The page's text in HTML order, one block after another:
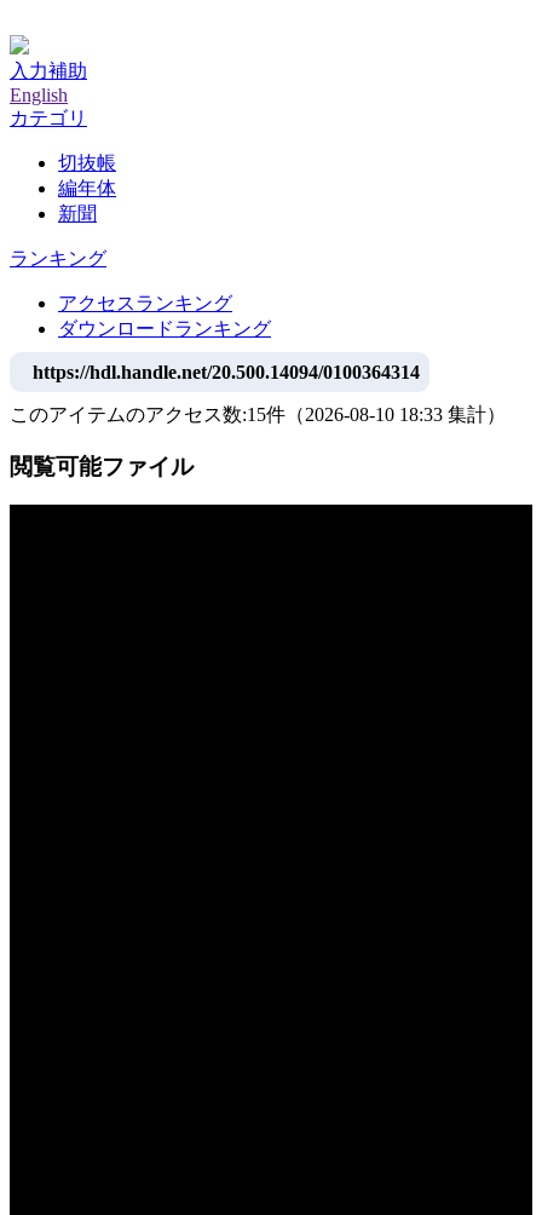
入力補助
English
カテゴリ
切抜帳
編年体
新聞
ランキング
アクセスランキング
ダウンロードランキング
https://hdl.handle.net/20.500.14094/0100364314
このアイテムのアクセス数:15件 （2026-08-10 18:33 集計）
閲覧可能ファイル